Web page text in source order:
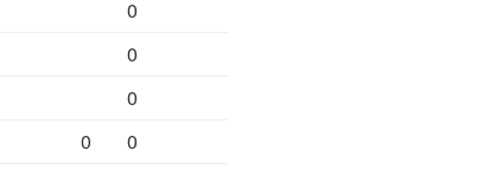
0
0
0
0 0